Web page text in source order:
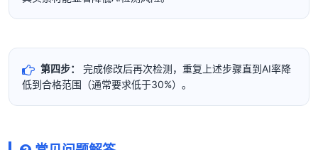
第四步：
完成修改后再次检测，重复上述步骤直到AI率降
低到合格范围（通常要求低于30%）。